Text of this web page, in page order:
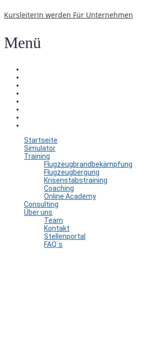
KursleiterIn werden Für Unternehmen
Menü
Startseite
Simulator
Training
Flugzeugbrandbekämpfung
Flugzeugbergung
Krisenstabstraining
Coaching
Online Academy
Consulting
Über uns
Team
Kontakt
Stellenportal
FAQ´s